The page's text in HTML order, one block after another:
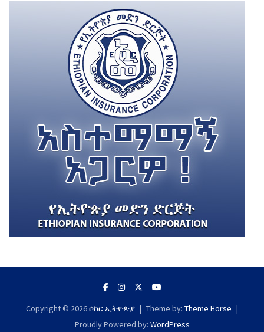
Copyright © 2026ሶከር ኢትዮጵያ Theme by: Theme Horse
Proudly Powered by: WordPress